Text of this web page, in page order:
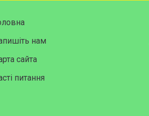
нам
сайта
питання